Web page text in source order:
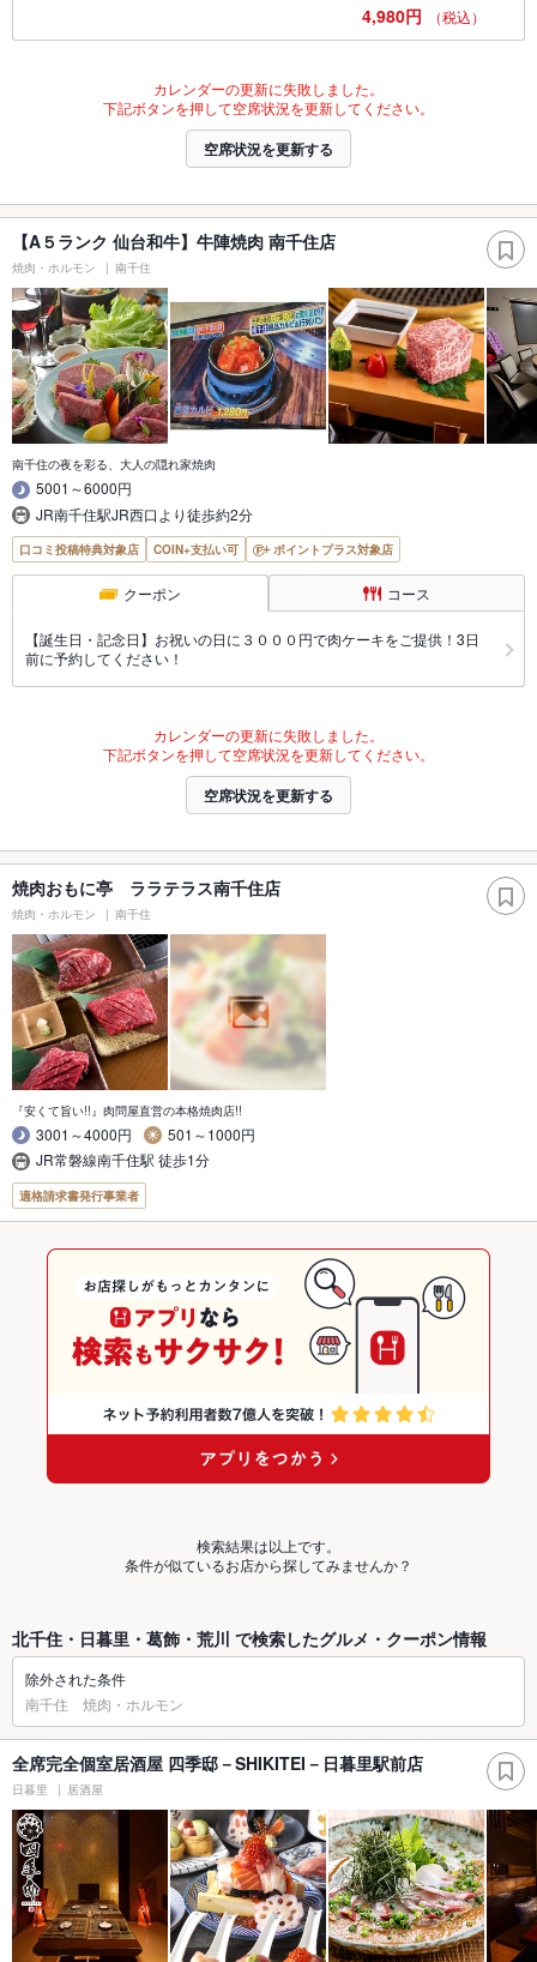
4,980円 （税込）
カレンダーの更新に失敗しました。
下記ボタンを押して空席状況を更新してください。
空席状況を更新する
【A５ランク 仙台和牛】牛陣焼肉 南千住店
焼肉・ホルモン 南千住
南千住の夜を彩る、大人の隠れ家焼肉
5001～6000円
JR南千住駅JR西口より徒歩約2分
口コミ投稿特典対象店 COIN+支払い可 ポイントプラス対象店
クーポン コース
【誕生日・記念日】お祝いの日に３０００円で肉ケーキをご提供！3日
前に予約してください！
カレンダーの更新に失敗しました。
下記ボタンを押して空席状況を更新してください。
空席状況を更新する
焼肉おもに亭 ララテラス南千住店
焼肉・ホルモン 南千住
『安くて旨い!!』肉問屋直営の本格焼肉店!!
3001～4000円
501～1000円
JR常磐線南千住駅 徒歩1分
適格請求書発行事業者
検索結果は以上です。
条件が似ているお店から探してみませんか？
北千住・日暮里・葛飾・荒川 で検索したグルメ・クーポン情報
除外された条件
南千住 焼肉・ホルモン
全席完全個室居酒屋 四季邸－SHIKITEI－日暮里駅前店
日暮里 居酒屋